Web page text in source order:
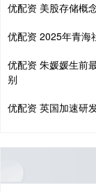
优配资 美股存储概
优配资 2025年青海
优配资 朱媛媛生前
别
优配资 英国加速研